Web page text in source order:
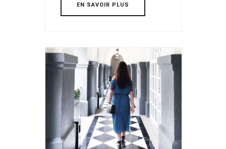
EN SAVOIR PLUS